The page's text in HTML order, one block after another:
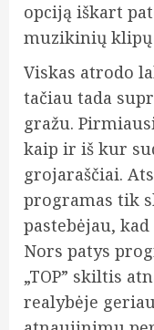
opciją iškart
muzikinių klipų
Viskas atrodo
tačiau tada
gražu.
kaip ir iš kur
grojaraščiai.
programas tik
pastebėjau,
Nors patys
„TOP” skiltis
realybėje